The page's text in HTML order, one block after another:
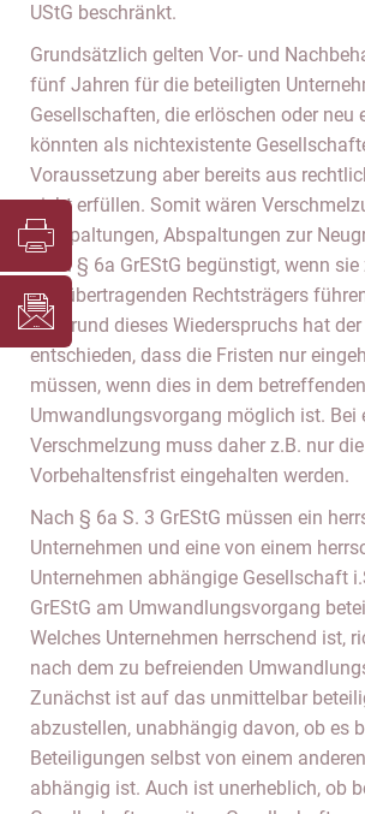
UStG beschränkt.
Grundsätzlich gelten Vor- und
fünf Jahren für die beteiligten
Gesellschaften, die erlöschen oder neu
könnten als nichtexistente
Voraussetzung aber bereits aus
nicht erfüllen. Somit wären
Aufspaltungen, Abspaltungen zur
nach § 6a GrEStG begünstigt, wenn
des übertragenden Rechtsträgers
Aufgrund dieses Wiederspruchs hat
entschieden, dass die Fristen nur
müssen, wenn dies in dem betreffenden
Umwandlungsvorgang möglich ist. Bei
Verschmelzung muss daher z.B. nur die
Vorbehaltensfrist eingehalten werden.
Nach § 6a S. 3 GrEStG müssen ein
Unternehmen und eine von einem
Unternehmen abhängige Gesellschaft
GrEStG am Umwandlungsvorgang
Welches Unternehmen herrschend ist,
nach dem zu befreienden
Zunächst ist auf das unmittelbar
abzustellen, unabhängig davon, ob es
Beteiligungen selbst von einem
abhängig ist. Auch ist unerheblich, ob